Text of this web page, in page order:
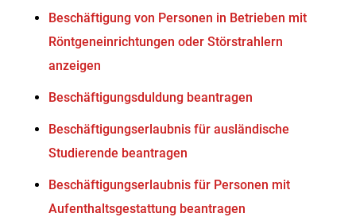
Beschäftigung von Personen in Betrieben mit
Röntgeneinrichtungen oder Störstrahlern
anzeigen
Beschäftigungsduldung beantragen
Beschäftigungserlaubnis für ausländische
Studierende beantragen
Beschäftigungserlaubnis für Personen mit
Aufenthaltsgestattung beantragen